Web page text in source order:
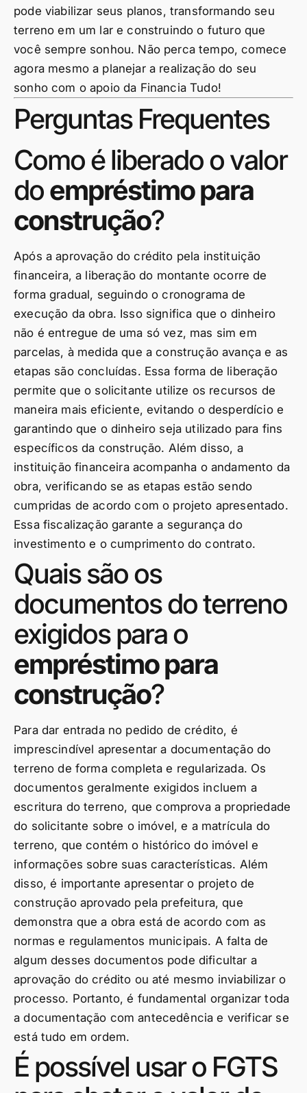
pode viabilizar seus planos, transformando seu
terreno em um lar e construindo o futuro que
você sempre sonhou. Não perca tempo, comece
agora mesmo a planejar a realização do seu
sonho com o apoio da Financia Tudo!
Perguntas Frequentes
Como é liberado o valor
doempréstimo para
construção?
Após a aprovação do crédito pela instituição
financeira, a liberação do montante ocorre de
forma gradual, seguindo o cronograma de
execução da obra. Isso significa que o dinheiro
não é entregue de uma só vez, mas sim em
parcelas, à medida que a construção avança e as
etapas são concluídas. Essa forma de liberação
permite que o solicitante utilize os recursos de
maneira mais eficiente, evitando o desperdício e
garantindo que o dinheiro seja utilizado para fins
específicos da construção. Além disso, a
instituição financeira acompanha o andamento da
obra, verificando se as etapas estão sendo
cumpridas de acordo com o projeto apresentado.
Essa fiscalização garante a segurança do
investimento e o cumprimento do contrato.
Quais são os
documentos do terreno
exigidos para o
empréstimo para
construção?
Para dar entrada no pedido de crédito, é
imprescindível apresentar a documentação do
terreno de forma completa e regularizada. Os
documentos geralmente exigidos incluem a
escritura do terreno, que comprova a propriedade
do solicitante sobre o imóvel, e a matrícula do
terreno, que contém o histórico do imóvel e
informações sobre suas características. Além
disso, é importante apresentar o projeto de
construção aprovado pela prefeitura, que
demonstra que a obra está de acordo com as
normas e regulamentos municipais. A falta de
algum desses documentos pode dificultar a
aprovação do crédito ou até mesmo inviabilizar o
processo. Portanto, é fundamental organizar toda
a documentação com antecedência e verificar se
está tudo em ordem.
É possível usar o FGTS